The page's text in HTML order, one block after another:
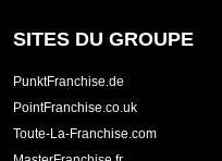
SITES DU GROUPE
PunktFranchise.de
PointFranchise.co.uk
Toute-La-Franchise.com